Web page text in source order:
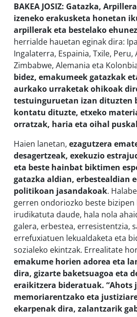
BAKEA JOSIZ: Gatazka,
izeneko erakusketa honetan
arpillerak eta bestelako
herrialde hauetan eginak dira:
Ingalaterra, Espainia, Txile, Peru,
Zimbabwe, Alemania eta
bidez, emakumeek gatazkak
aurkako urraketak ohikoak
testuinguruetan izan dituzten
kontatu dituzte, etxeko
orratzak, haria eta oihal
Haien lanetan, ezagutzera
desagertzeak, exekuzio
eta beste hainbat biktimen
gatazka aldian, erbestealdian
politikoan jasandakoak.
gerren ondoriozko beste bizipen
irudikatuta daude, hala nola
galera, erbestea, erresistentzia,
errefuxiatuen lekualdaketa eta
sozialeko ekintzak. Errealitate
emakume horien adorea eta
dira, gizarte baketsuagoa eta
eraikitzera bideratuak. “Ahots
memoriarentzako eta
ekarpenak dira, zalantzarik